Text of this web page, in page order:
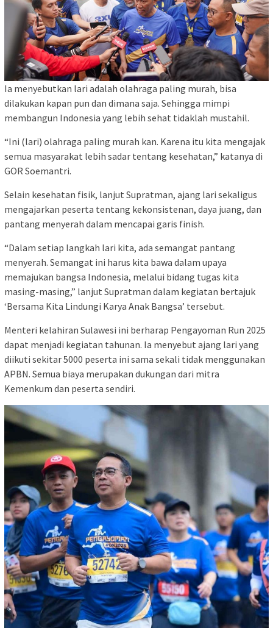
Ia menyebutkan lari adalah olahraga paling murah, bisa
dilakukan kapan pun dan dimana saja. Sehingga mimpi
membangun Indonesia yang lebih sehat tidaklah mustahil.
“Ini (lari) olahraga paling murah kan. Karena itu kita mengajak
semua masyarakat lebih sadar tentang kesehatan,” katanya di
GOR Soemantri.
Selain kesehatan fisik, lanjut Supratman, ajang lari sekaligus
mengajarkan peserta tentang kekonsistenan, daya juang, dan
pantang menyerah dalam mencapai garis finish.
“Dalam setiap langkah lari kita, ada semangat pantang
menyerah. Semangat ini harus kita bawa dalam upaya
memajukan bangsa Indonesia, melalui bidang tugas kita
masing-masing,” lanjut Supratman dalam kegiatan bertajuk
‘Bersama Kita Lindungi Karya Anak Bangsa’ tersebut.
Menteri kelahiran Sulawesi ini berharap Pengayoman Run 2025
dapat menjadi kegiatan tahunan. Ia menyebut ajang lari yang
diikuti sekitar 5000 peserta ini sama sekali tidak menggunakan
APBN. Semua biaya merupakan dukungan dari mitra
Kemenkum dan peserta sendiri.